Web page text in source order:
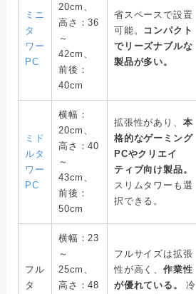
ミニ
タ
ワー
PC
20cm、
高さ：36
～
42cm、
前後：
40cm
省スペースで設置
可能。
コンパクト
でリーズナブルな
製品が多い。
ミド
ルタ
ワー
PC
横幅：
20cm、
高さ：40
～
43cm、
前後：
50cm
拡張性があり、 本
格的なゲーミング
PCやクリエイ
ティブ向け製品。
スリムタワーも選
択できる。
フル
タ
横幅：23
～
25cm、
高さ：48
フルサイズは拡張
性が高く、作業性
が優れている。
冷